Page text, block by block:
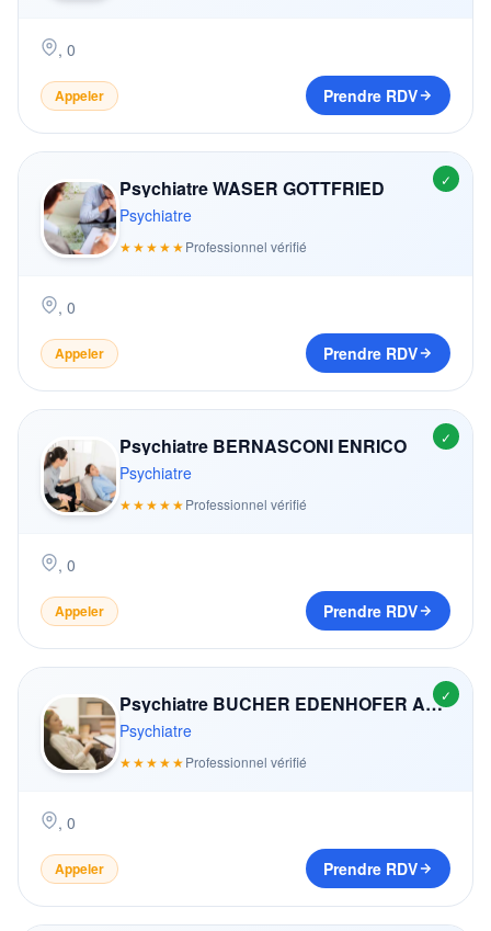
, 0
Appeler Prendre RDV
✓
Psychiatre WASER GOTTFRIED
Psychiatre
★★★★★Professionnel vérifié
, 0
Appeler Prendre RDV
✓
Psychiatre BERNASCONI ENRICO
Psychiatre
★★★★★Professionnel vérifié
, 0
Appeler Prendre RDV
✓
Psychiatre BUCHER EDENHOFER ANNEMARIE
Psychiatre
★★★★★Professionnel vérifié
, 0
Appeler Prendre RDV